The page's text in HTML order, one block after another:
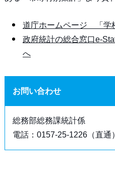
道庁ホームページ 「学
政府統計の総合窓口e-
へ
お問い合わせ
総務部総務課統計係
電話：0157-25-1226（直通）